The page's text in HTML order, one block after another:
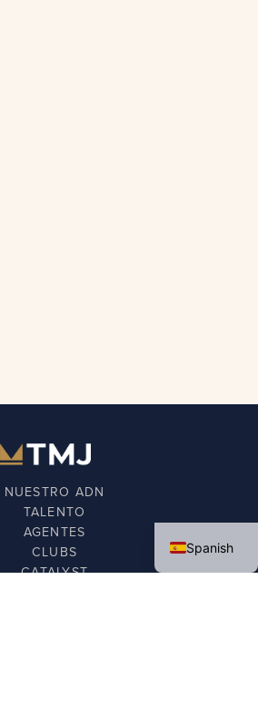
NUESTRO ADN
TALENTO
AGENTES
CLUBS
CATALYST
Spanish